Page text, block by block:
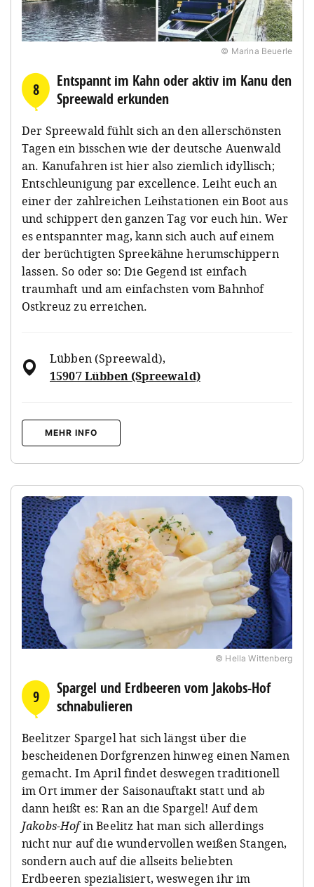
© Marina Beuerle
8
Entspannt im Kahn oder aktiv im Kanu den
Spreewald erkunden
Der Spreewald fühlt sich an den allerschönsten
Tagen ein bisschen wie der deutsche Auenwald
an. Kanufahren ist hier also ziemlich idyllisch;
Entschleunigung par excellence. Leiht euch an
einer der zahlreichen Leihstationen ein Boot aus
und schippert den ganzen Tag vor euch hin. Wer
es entspannter mag, kann sich auch auf einem
der berüchtigten Spreekähne herumschippern
lassen. So oder so: Die Gegend ist einfach
traumhaft und am einfachsten vom Bahnhof
Ostkreuz zu erreichen.
Lübben (Spreewald),
15907 Lübben (Spreewald)
MEHR INFO
© Hella Wittenberg
9
Spargel und Erdbeeren vom Jakobs-Hof
schnabulieren
Beelitzer Spargel hat sich längst über die
bescheidenen Dorfgrenzen hinweg einen Namen
gemacht. Im April findet deswegen traditionell
im Ort immer der Saisonauftakt statt und ab
dann heißt es: Ran an die Spargel! Auf dem
Jakobs-Hofin Beelitz hat man sich allerdings
nicht nur auf die wundervollen weißen Stangen,
sondern auch auf die allseits beliebten
Erdbeeren spezialisiert, weswegen ihr im